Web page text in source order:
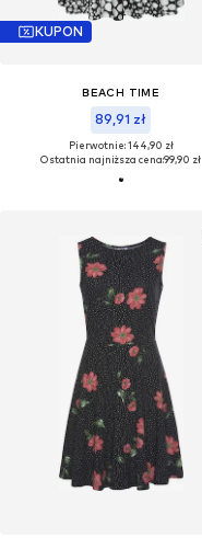
KUPON
BEACH TIME
89,91 zł
Pierwotnie: 144,90 zł
Ostatnia najniższa cena:99,90 zł